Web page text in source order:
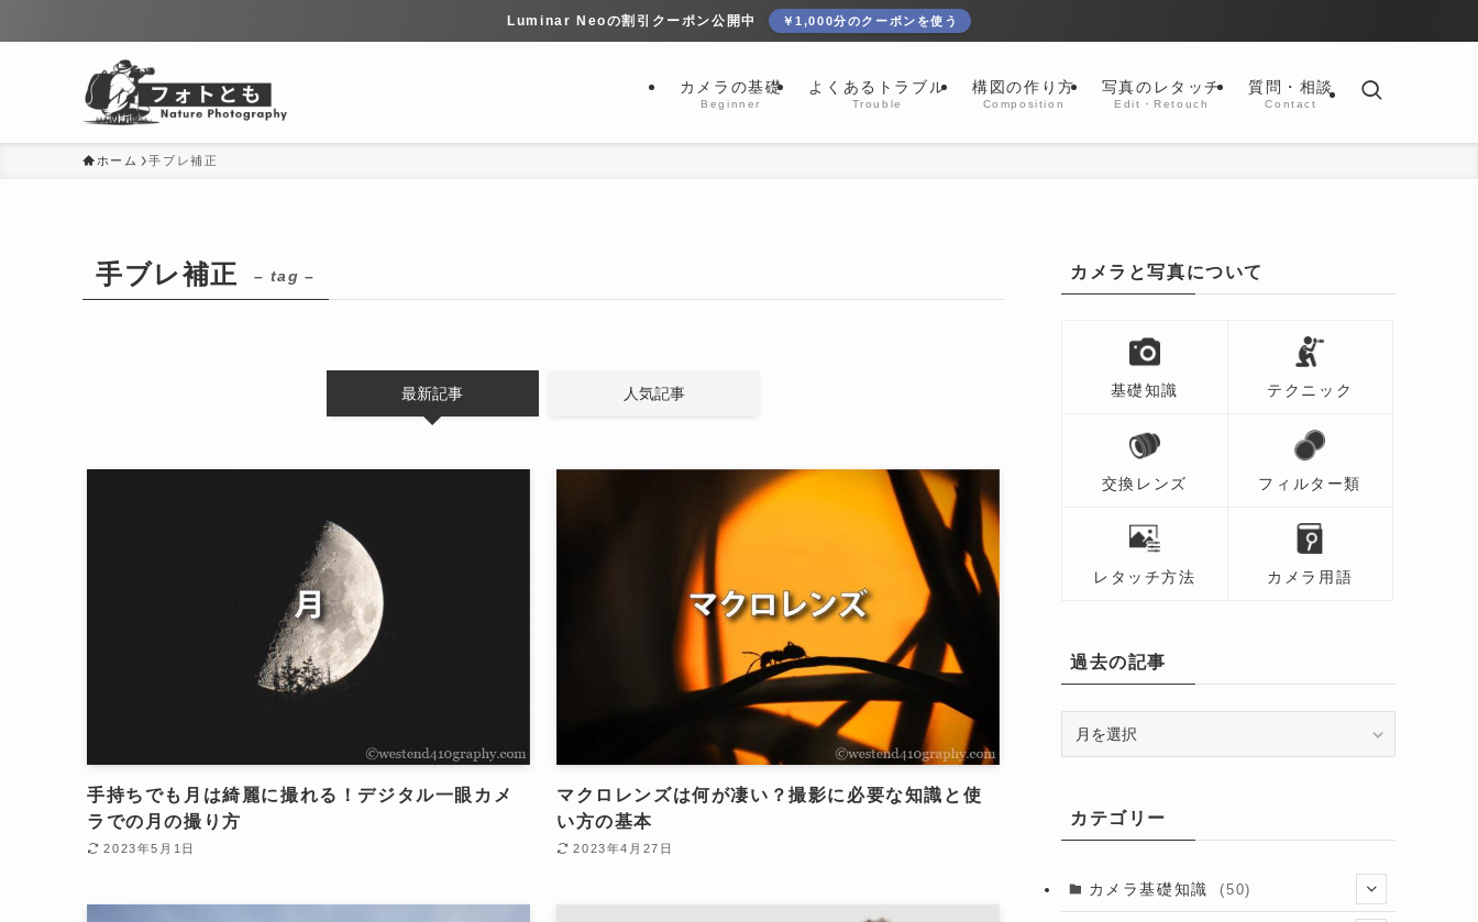
Luminar Neoの割引クーポン公開中 ￥1,000分のクーポンを使う
カメラの基礎
Beginner
よくあるトラブル
Trouble
構図の作り方
Composition
写真のレタッチ
Edit・Retouch
質問・相談
Contact
ホーム 手ブレ補正
手ブレ補正 – tag –
最新記事 人気記事
手持ちでも月は綺麗に撮れる！デジタル一眼カメ
ラでの月の撮り方
2023年5月1日
マクロレンズは何が凄い？撮影に必要な知識と使
い方の基本
2023年4月27日
カメラと写真について
基礎知識 テクニック
交換レンズ フィルター類
レタッチ方法 カメラ用語
過去の記事
去
事カテゴリー
カメラ基礎知識 (50)